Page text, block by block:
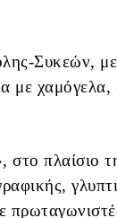
Συκεών,
με χαμόγελα,
πλαίσιο